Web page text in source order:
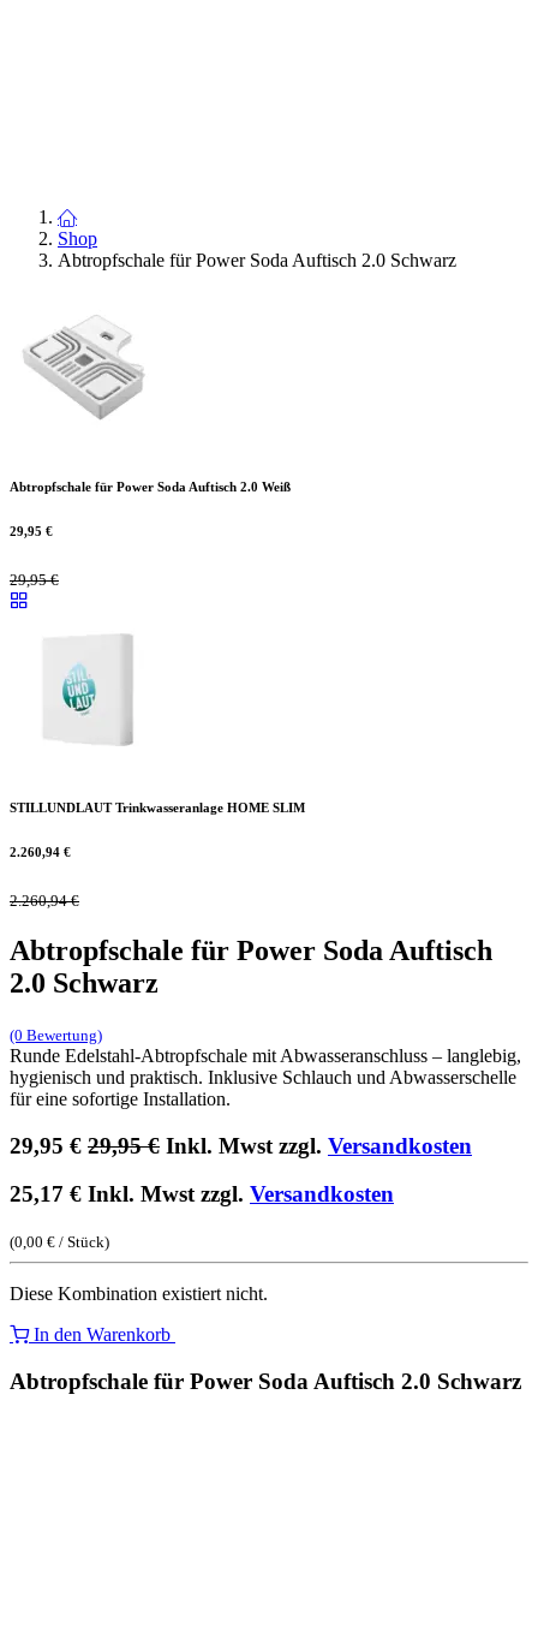
Shop
Abtropfschale für Power Soda Auftisch 2.0 Schwarz
Abtropfschale für Power Soda Auftisch 2.0 Weiß
29,95 €
29,95€
STILLUNDLAUT Trinkwasseranlage HOME SLIM
2.260,94 €
2.260,94€
Abtropfschale für Power Soda Auftisch
2.0 Schwarz
(0 Bewertung)
Runde Edelstahl-Abtropfschale mit Abwasseranschluss – langlebig,
hygienisch und praktisch. Inklusive Schlauch und Abwasserschelle
für eine sofortige Installation.
29,95 € 29,95€ Inkl. Mwst zzgl. Versandkosten
25,17 € Inkl. Mwst zzgl. Versandkosten
(0,00 € / Stück)
Diese Kombination existiert nicht.
In den Warenkorb
Abtropfschale für Power Soda Auftisch 2.0 Schwarz